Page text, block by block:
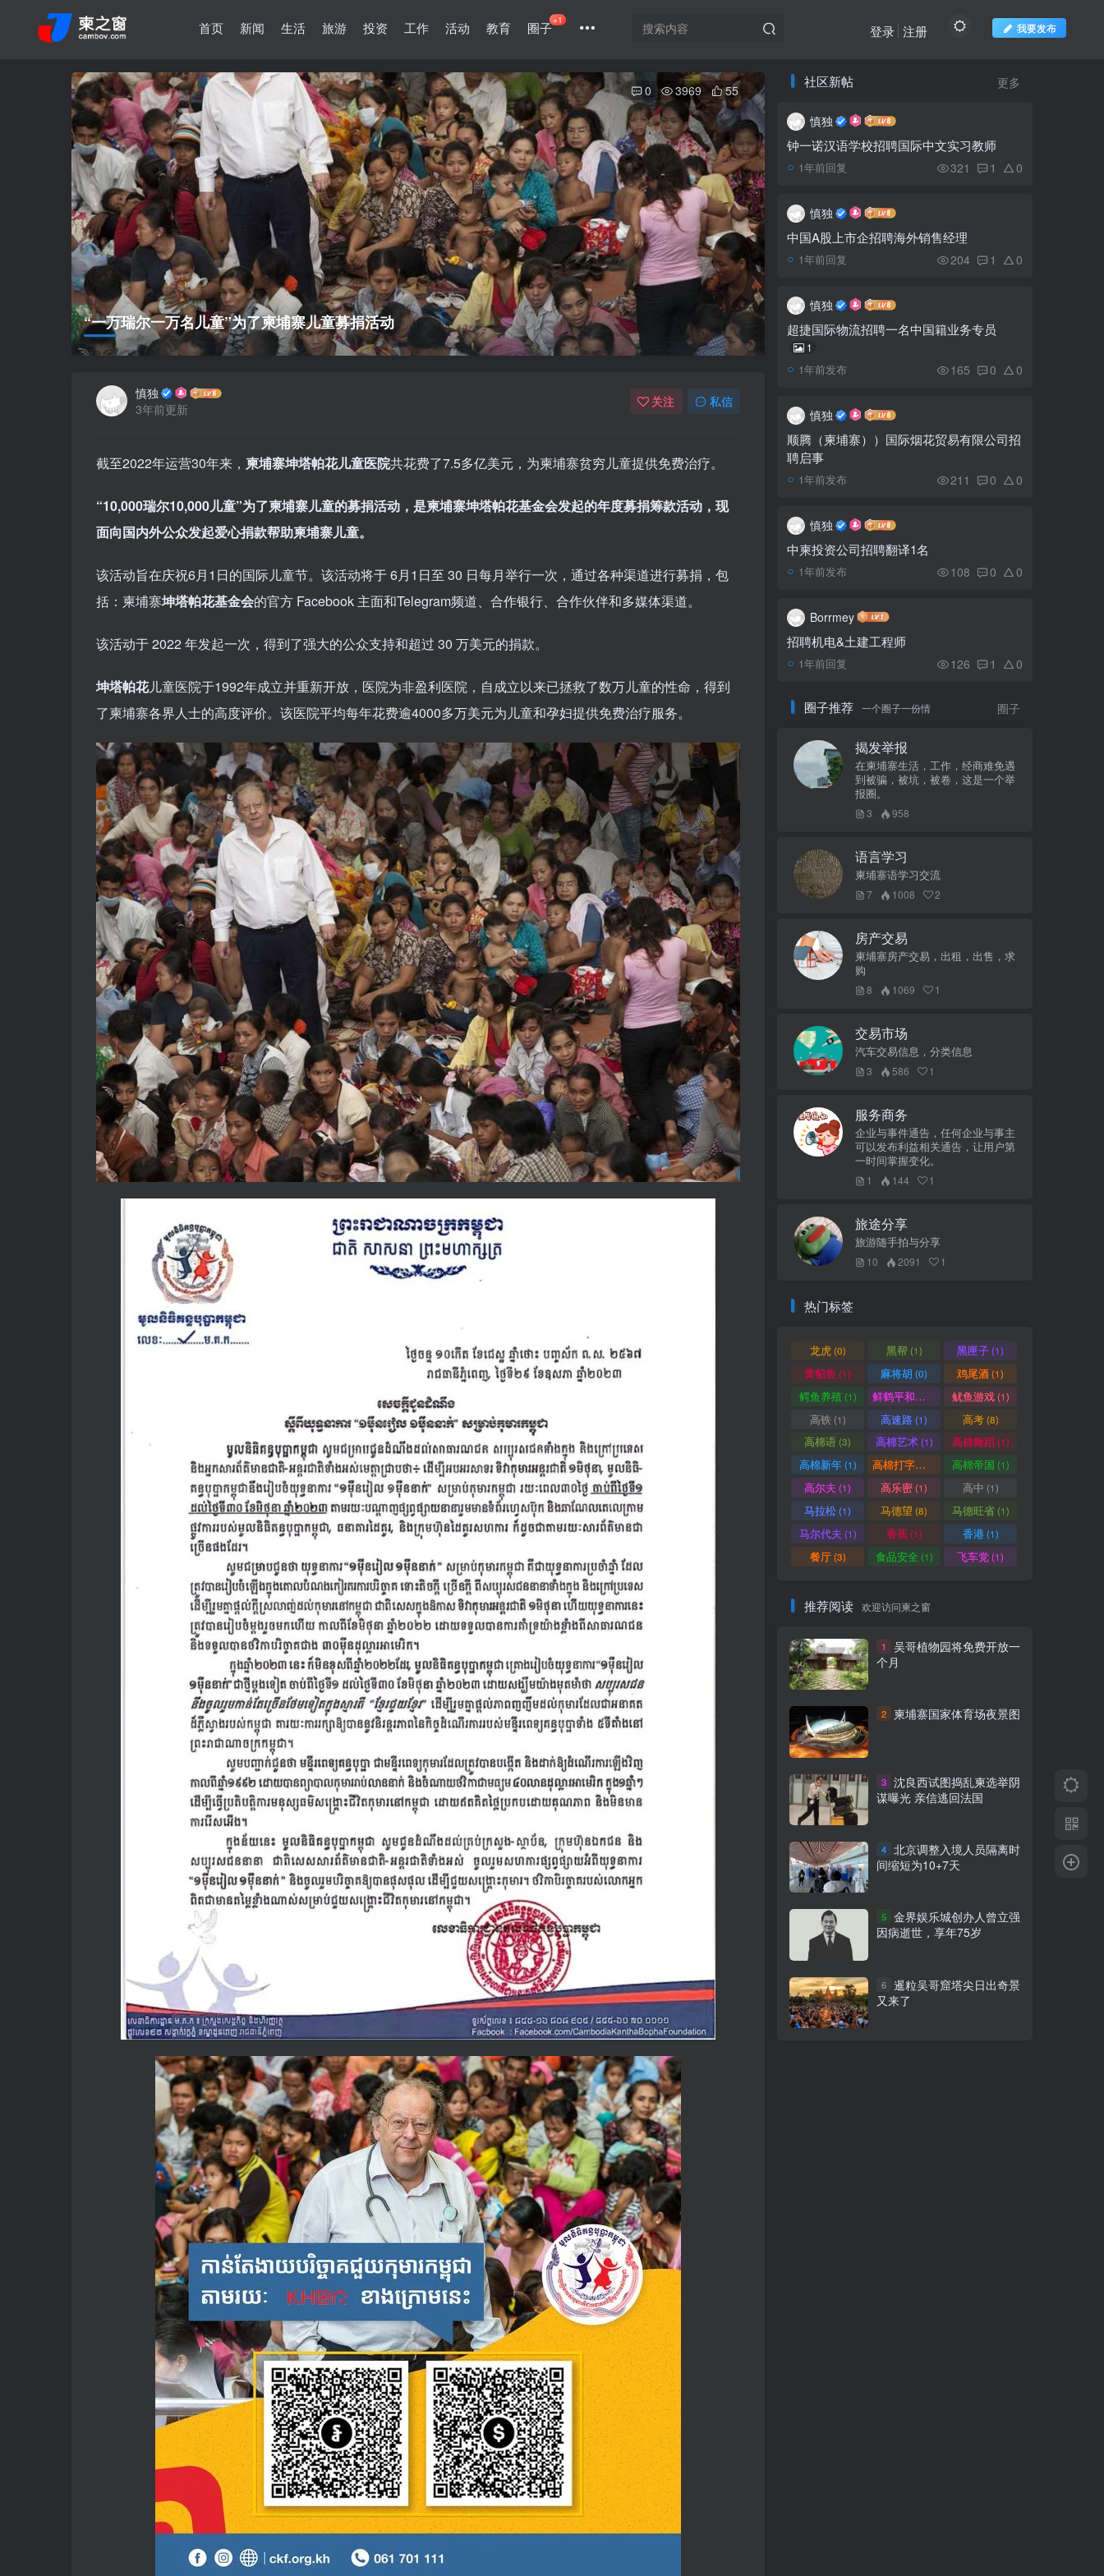
首页 新闻 生活 旅游 投资 工作 活动 教育 圈子+1
我要发布
登录 注册
“一万瑞尔一万名儿童”为了柬埔寨儿童募捐活动
0 3969 55
慎独
3年前更新
关注 私信
截至2022年运营30年来， 柬埔寨坤塔帕花儿童医院共花费了7.5多亿美元，为柬埔寨贫穷儿童提供免费治疗。
“10,000瑞尔10,000儿童”为了柬埔寨儿童的募捐活动，是柬埔寨坤塔帕花基金会发起的年度募捐筹款活动，现
面向国内外公众发起爱心捐款帮助柬埔寨儿童。
该活动旨在庆祝6月1日的国际儿童节。该活动将于 6月1日至 30 日每月举行一次，通过各种渠道进行募捐，包
括：柬埔寨坤塔帕花基金会的官方 Facebook 主面和Telegram频道、合作银行、合作伙伴和多媒体渠道。
该活动于 2022 年发起一次，得到了强大的公众支持和超过 30 万美元的捐款。
坤塔帕花儿童医院于1992年成立并重新开放，医院为非盈利医院，自成立以来已拯救了数万儿童的性命，得到
了柬埔寨各界人士的高度评价。该医院平均每年花费逾4000多万美元为儿童和孕妇提供免费治疗服务。
推荐阅读
1 吴哥植物园将免费开放一
个月
沈良西试图捣乱柬选举阴
4 北京调整入境人员隔离时
因病逝世，享年75岁
社区新帖 更多
慎独
钟一诺汉语学校招聘国际中文实习教师
1年前回复 321 1 0
慎独
中国A股上市企招聘海外销售经理
1年前回复 204 1 0
慎独
超捷国际物流招聘一名中国籍业务专员
1
1年前发布 165 0 0
慎独
顺腾（柬埔寨））国际烟花贸易有限公司招
聘启事
1年前发布 211 0 0
慎独
中柬投资公司招聘翻译1名
1年前发布 108 0 0
Borrmey
招聘机电&土建工程师
1年前回复 126 1 0
圈子推荐 一个圈子一份情 圈子
揭发举报
在柬埔寨生活，工作，经商难免遇
到被骗，被坑，被卷，这是一个举
报圈。
3 958
语言学习
柬埔寨语学习交流
7 1008 2
房产交易
柬埔寨房产交易，出租，出售，求
购
8 1069 1
交易市场
汽车交易信息，分类信息
3 586 1
服务商务
企业与事件通告，任何企业与事主
可以发布利益相关通告，让用户第
一时间掌握变化。
1 144 1
旅途分享
旅游随手拍与分享
10 2091 1
热门标签
龙虎(0) 黑帮(1) 黑匣子(1)
黄貂鱼 (1) 麻将胡 (0) 鸡尾酒(1)
鳄鱼养殖 (1) 鲜鹤平和赏 鱿鱼游戏(1)
高铁(1) 高速路(1) 高考(8)
高棉语 (3) 高棉艺术(1) 高棉舞蹈(1)
高棉新年(1) 高棉打字机 高棉帝国 (1)
高尔夫 (1) 高乐密(1) 高中 (1)
马拉松(1) 马德望 (8) 马德旺省(1)
马尔代夫 (1) 香蕉(1) 香港(1)
餐厅(3) 食品安全(1) 飞车党(1)
推荐阅读 欢迎访问柬之窗
1
吴哥植物园将免费开放一
个月
2 柬埔寨国家体育场夜景图
3 沈良西试图捣乱柬选举阴
谋曝光 亲信逃回法国
4 北京调整入境人员隔离时
间缩短为10+7天
5 金界娱乐城创办人曾立强
因病逝世，享年75岁
6 暹粒吴哥窟塔尖日出奇景
又来了